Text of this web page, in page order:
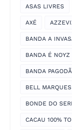
ASAS LIVRES
AXÉ
BANDA A
BANDA É NOYZ
BANDA
BELL MARQUES
BONDE DO
CACAU 100%